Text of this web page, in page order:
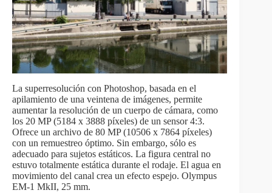
La superresolución con Photoshop, basada en el
apilamiento de una veintena de imágenes, permite
aumentar la resolución de un cuerpo de cámara, como
los 20 MP (5184 x 3888 píxeles) de un sensor 4:3.
Ofrece un archivo de 80 MP (10506 x 7864 píxeles)
con un remuestreo óptimo. Sin embargo, sólo es
adecuado para sujetos estáticos. La figura central no
estuvo totalmente estática durante el rodaje. El agua en
movimiento del canal crea un efecto espejo. Olympus
EM-1 MkII, 25 mm.